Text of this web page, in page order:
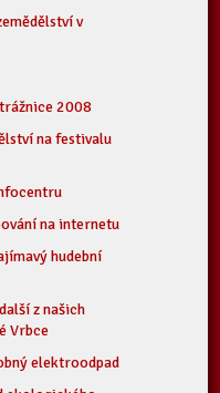
v
2008
na festivalu
na internetu
hudební
z našich
Vrbce
elektroodpad